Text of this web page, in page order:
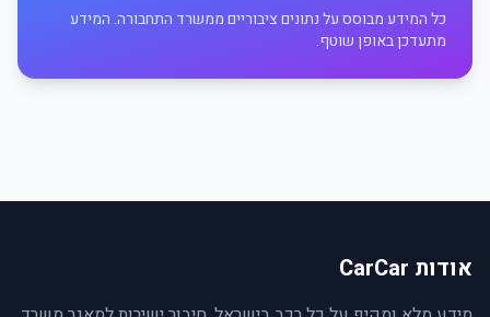
כל המידע מבוסס על נתונים ציבוריים ממשרד התחבורה. המידע
מתעדכן באופן שוטף.
אודות CarCar